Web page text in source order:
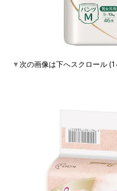
▼次の画像は下へスクロール